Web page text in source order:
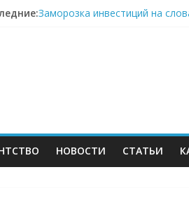
Заморозка инвестиций на
НОВОСТИ СТАТЬИ